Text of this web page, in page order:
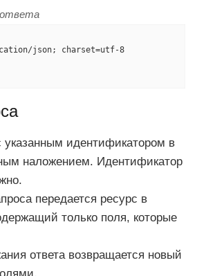
json; charset=utf-8
указанным идентификатором в
наложением. Идентификатор
передается ресурс в
только поля, которые
ответа возвращается новый